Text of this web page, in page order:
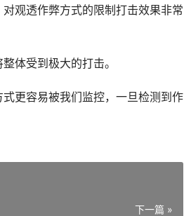
观透作弊方式的限制打击效果非常
体受到极大的打击。
更容易被我们监控，一旦检测到作
下一篇 »